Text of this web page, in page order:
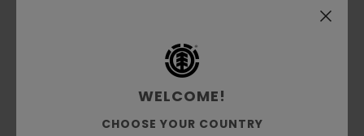
Regular Fit
Wasserbasiert Und Stickerei
Druckplatzierung:Print Auf Vorder- Und
WELCOME!
CHOOSE YOUR COUNTRY